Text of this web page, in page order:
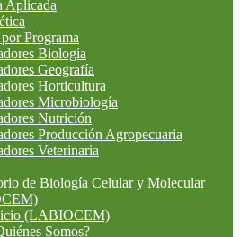
Aplicada
Programa
Biología
Geografía
Horticultura
Microbiología
Nutrición
Producción Agropecuaria
Veterinaria
de Biología Celular y Molecular
(LABIOCEM)
Somos?